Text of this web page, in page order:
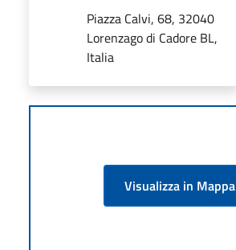
Piazza Calvi, 68, 32040
Lorenzago di Cadore BL,
Italia
Visualizza in Mappa